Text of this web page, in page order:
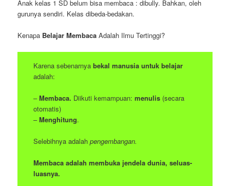
Anak kelas 1 SD belum bisa membaca : dibully. Bahkan, oleh
gurunya sendiri. Kelas dibeda-bedakan.
Kenapa Belajar Membaca Adalah Ilmu Tertinggi?
Karena sebenarnya bekal manusia untuk belajar
adalah:
–Membaca. Diikuti kemampuan: menulis(secara
otomatis)
–Menghitung.
Selebihnya adalahpengembangan.
Membaca adalah membuka jendela dunia, seluas-
luasnya.